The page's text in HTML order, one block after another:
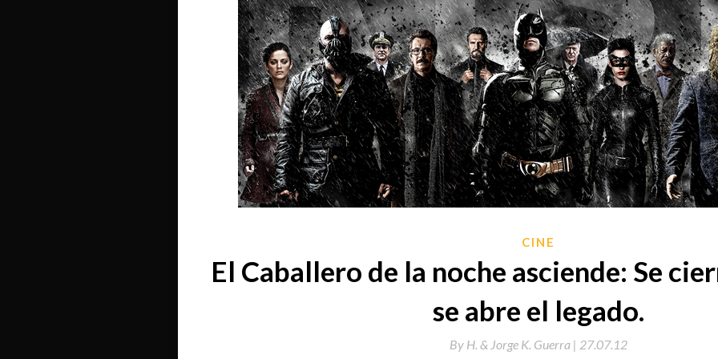
CINE
El Caballero de la noche asciende: Se
se abre el legado.
By H. & Jorge K. Guerra | 27.07.12